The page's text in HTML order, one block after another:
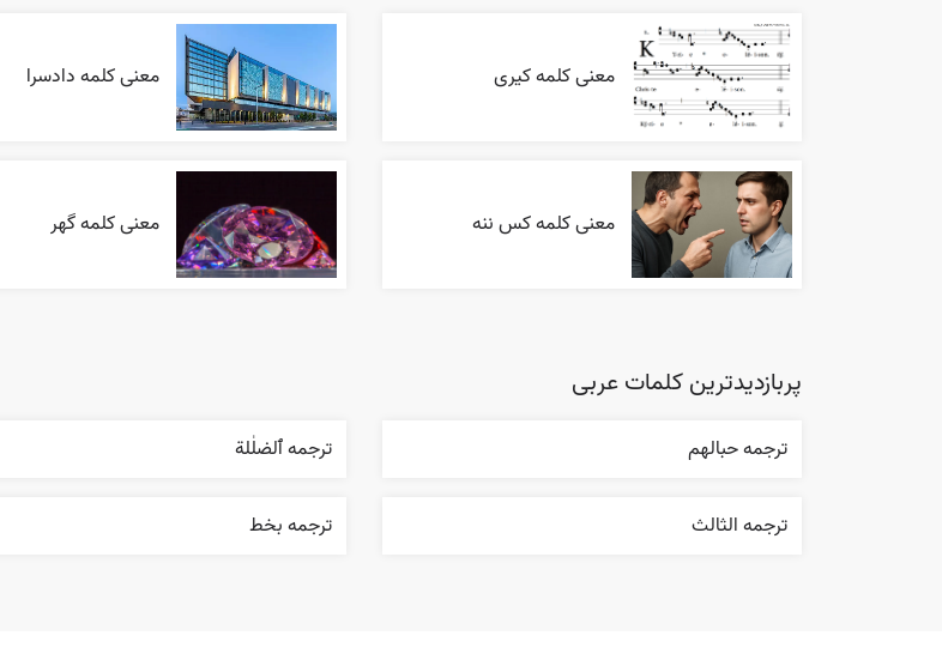
معنی کلمه کیری معنی کلمه دادسرا
معنی کلمه کس ننه معنی کلمه گهر
پربازدیدترین کلمات عربی
ترجمه حبالهم ترجمه ٱلضلٰلة
ترجمه الثالث ترجمه بخط